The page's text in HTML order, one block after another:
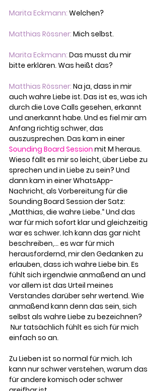
Marita Eckmann: Welchen?
Matthias Rössner: Mich selbst.
Marita Eckmann: Das musst du mir
bitte erklären. Was heißt das?
Matthias Rössner: Na ja, dass in mir
auch wahre Liebe ist. Das ist es, was ich
durch die Love Calls gesehen, erkannt
und anerkannt habe. Und es fiel mir am
Anfang richtig schwer, das
auszusprechen. Das kam in einer
Sounding Board Session mit M heraus.
Wieso fällt es mir so leicht, über Liebe zu
sprechen und in Liebe zu sein? Und
dann kam in einer WhatsApp-
Nachricht, als Vorbereitung für die
Sounding Board Session der Satz:
„Matthias, die wahre Liebe.“ Und das
war für mich sofort klar und gleichzeitig
war es schwer. Ich kann das gar nicht
beschreiben,… es war für mich
herausfordernd, mir den Gedanken zu
erlauben, dass ich wahre Liebe bin. Es
fühlt sich irgendwie anmaßend an und
vor allem ist das Urteil meines
Verstandes darüber sehr wertend. Wie
anmaßend kann denn das sein, sich
selbst als wahre Liebe zu bezeichnen?
Nur tatsächlich fühlt es sich für mich
einfach so an.
Zu Lieben ist so normal für mich. Ich
kann nur schwer verstehen, warum das
für andere komisch oder schwer